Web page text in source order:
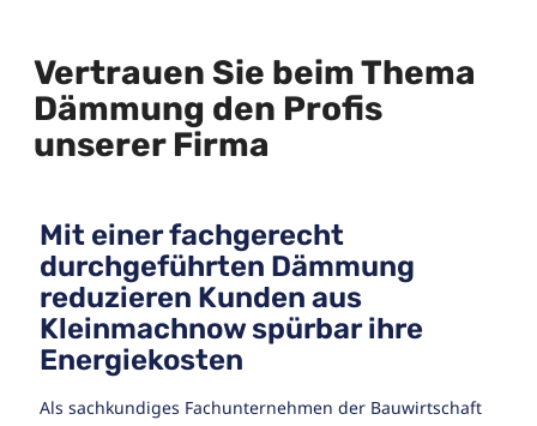
Vertrauen Sie beim Thema
Dämmung den Profis
unserer Firma
Mit einer fachgerecht
durchgeführten Dämmung
reduzieren Kunden aus
Kleinmachnow spürbar ihre
Energiekosten
Als sachkundiges Fachunternehmen der Bauwirtschaft